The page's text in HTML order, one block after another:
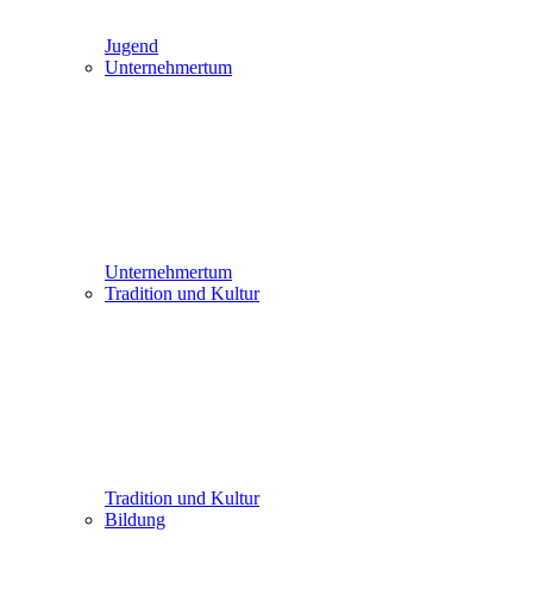
Jugend
Unternehmertum
Unternehmertum
Tradition und Kultur
Tradition und Kultur
Bildung